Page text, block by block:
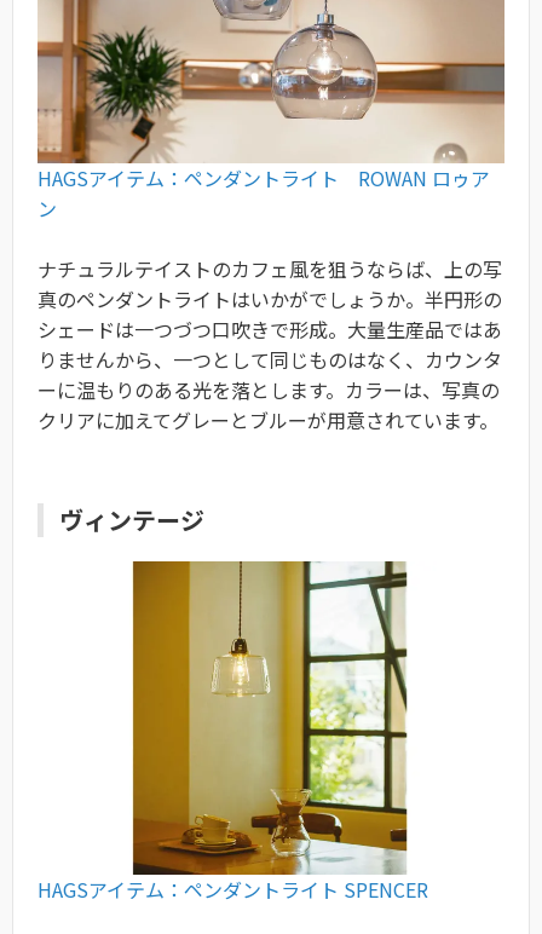
HAGSアイテム：ペンダントライト ROWAN ロゥア
ン
ナチュラルテイストのカフェ風を狙うならば、上の写
真のペンダントライトはいかがでしょうか。半円形の
シェードは一つづつ口吹きで形成。大量生産品ではあ
りませんから、一つとして同じものはなく、カウンタ
ーに温もりのある光を落とします。カラーは、写真の
クリアに加えてグレーとブルーが用意されています。
ヴィンテージ
HAGSアイテム：ペンダントライト SPENCER